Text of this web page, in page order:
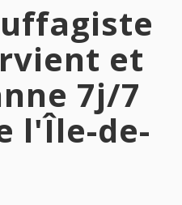
et
7j/7
l'Île-de-